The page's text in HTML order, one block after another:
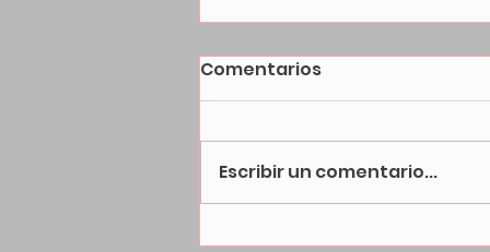
Celebrando la llegada
Comentarios
Escribir un comentario...